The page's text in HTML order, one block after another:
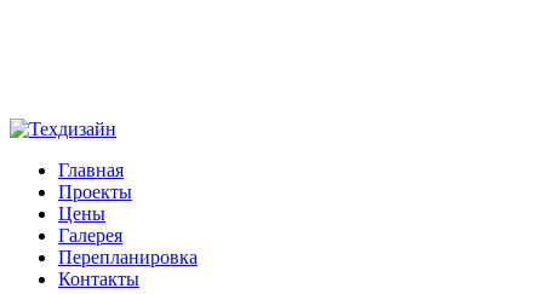
Главная
Проекты
Цены
Галерея
Перепланировка
Контакты